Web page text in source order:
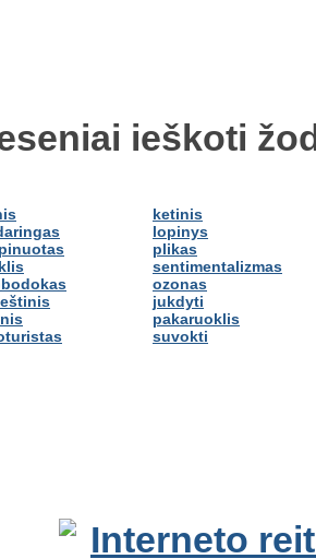
ieškoti
ketinis
lopinys
plikas
sentimentalizmas
ozonas
jukdyti
pakaruoklis
suvokti